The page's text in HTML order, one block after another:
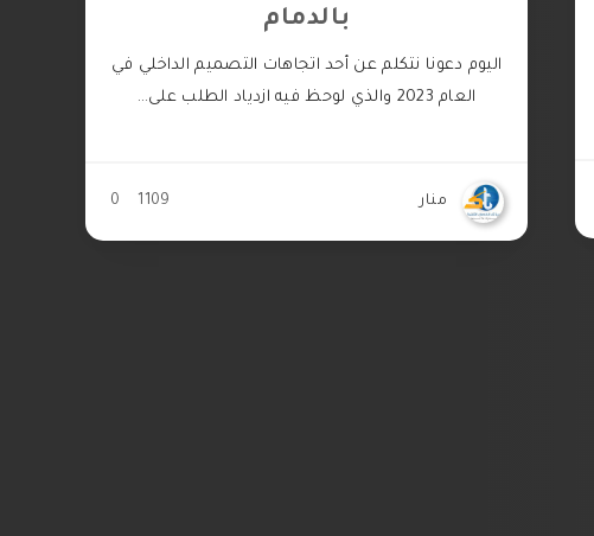
بالدمام
اليوم دعونا نتكلم عن أحد اتجاهات التصميم الداخلي في
العام 2023 والذي لوحظ فيه ازدياد الطلب على…
منار 0 1109